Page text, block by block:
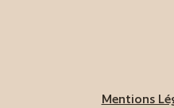
Mentions